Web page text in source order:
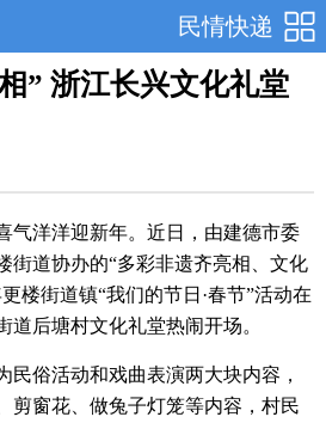
民情快递
” 浙江长兴文化礼堂
气洋洋迎新年。近日，由建德市委
街道协办的“多彩非遗齐亮相、文化
楼街道镇“我们的节日·春节”活动在
道后塘村文化礼堂热闹开场。
民俗活动和戏曲表演两大块内容，
剪窗花、做兔子灯笼等内容，村民